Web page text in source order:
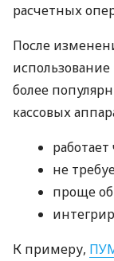
расчетных
После
более
кассовых
не
проще
К примеру,